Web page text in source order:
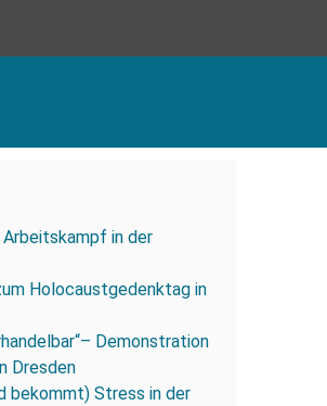
Arbeitskampf in der
Holocaustgedenktag in
Demonstration
Dresden
bekommt) Stress in der